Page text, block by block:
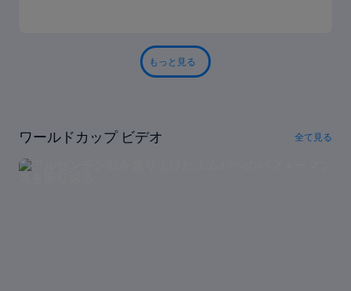
もっと見る
ワールドカップ ビデオ 全て見る